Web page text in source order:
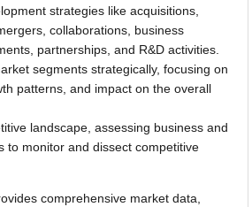
strategies like acquisitions,
collaborations, business
partnerships, and R&D activities.
segments strategically, focusing on
patterns, and impact on the overall
landscape, assessing business and
to monitor and dissect competitive
comprehensive market data,